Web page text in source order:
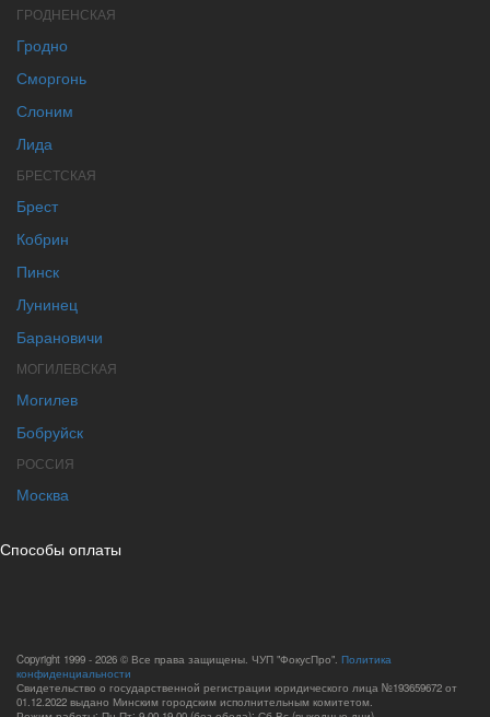
ГРОДНЕНСКАЯ
Гродно
Сморгонь
Слоним
Лида
БРЕСТСКАЯ
Брест
Кобрин
Пинск
Лунинец
Барановичи
МОГИЛЕВСКАЯ
Могилев
Бобруйск
РОССИЯ
Москва
Способы оплаты
Copyright 1999 - 2026 © Все права защищены. ЧУП "ФокусПро". Политика
конфиденциальности
Свидетельство о государственной регистрации юридического лица №193659672 от
01.12.2022 выдано Минским городским исполнительным комитетом.